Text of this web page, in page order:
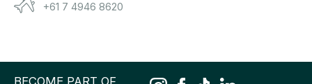
+61 7 4946 8620
BECOME PART OF